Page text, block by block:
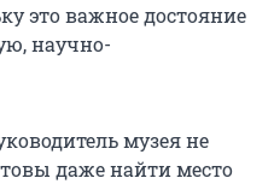
это важное достояние
научно-
музея не
даже найти место